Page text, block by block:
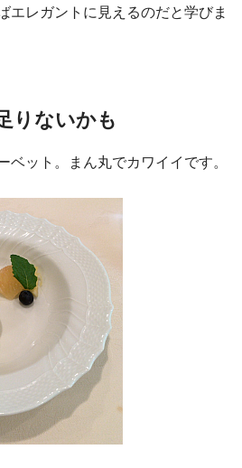
エレガントに見えるのだと学びま
りないかも
ベット。まん丸でカワイイです。